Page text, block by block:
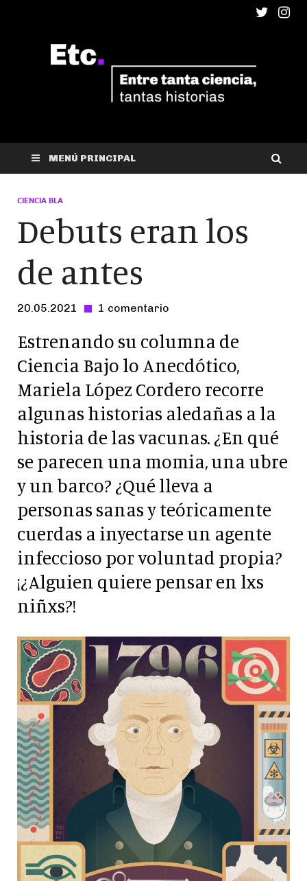
ETC
MENÚ PRINCIPAL
CIENCIA BLA
Debuts eran los
de antes
20.05.2021 1 comentario
Estrenando su columna de
Ciencia Bajo lo Anecdótico,
Mariela López Cordero recorre
algunas historias aledañas a la
historia de las vacunas. ¿En qué
se parecen una momia, una ubre
y un barco? ¿Qué lleva a
personas sanas y teóricamente
cuerdas a inyectarse un agente
infeccioso por voluntad propia?
¡¿Alguien quiere pensar en lxs
niñxs?!